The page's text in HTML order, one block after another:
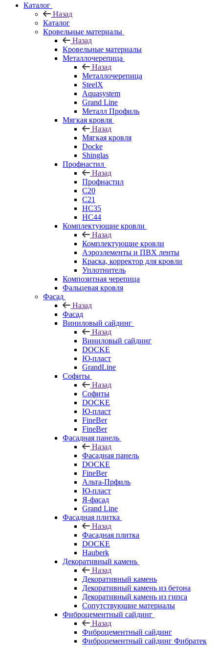
Каталог
Назад
Каталог
Кровельные материалы
Назад
Кровельные материалы
Металлочерепица
Назад
Металлочерепица
SteelX
Aquasystem
Grand Line
Металл Профиль
Мягкая кровля
Назад
Мягкая кровля
Docke
Shinglas
Профнастил
Назад
Профнастил
C20
C21
НС35
НС44
Комплектующие кровли
Назад
Комплектующие кровли
Аэроэлементы и ПВХ ленты
Краска, корректор для кровли
Уплотнитель
Композитная черепица
Фальцевая кровля
Фасад
Назад
Фасад
Виниловый сайдинг
Назад
Виниловый сайдинг
DOCKE
Ю-пласт
GrandLine
Софиты
Назад
Софиты
DOCKE
Ю-пласт
FineBer
FineBer
Фасадная панель
Назад
Фасадная панель
DOCKE
FineBer
Альта-Прфиль
Ю-пласт
Я-фасад
Grand Line
Фасадная плитка
Назад
Фасадная плитка
DOCKE
Hauberk
Декоративный камень
Назад
Декоративный камень
Декоративный камень из бетона
Декоративный камень из гипса
Сопутствующие материалы
Фиброцементный сайдинг
Назад
Фиброцементный сайдинг
Фиброцементный сайдинг Фибратек